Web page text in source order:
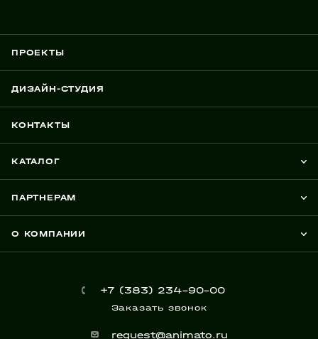
ПРОЕКТЫ
ДИЗАЙН-СТУДИЯ
КОНТАКТЫ
КАТАЛОГ
ПАРТНЕРАМ
О КОМПАНИИ
+7 (383) 234-90-00
Заказать звонок
request@animato.ru